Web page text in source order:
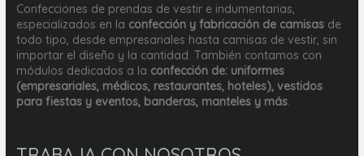
Confecciones de prendas de vestir e indumentarias,
especializados en la confección y fabricación de camisasde
todo tipo, desde empresariales hasta camisas de vestir, sin
importar el diseño y la cantidad. También contamos con
módulos dedicados a la confección de: uniformes
(empresariales, médicos, restaurantes, hoteles), vestidos
para fiestas y eventos, banderas, manteles y más.